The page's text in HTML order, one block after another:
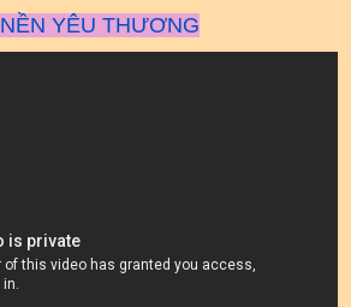
YÊU THƯƠNG